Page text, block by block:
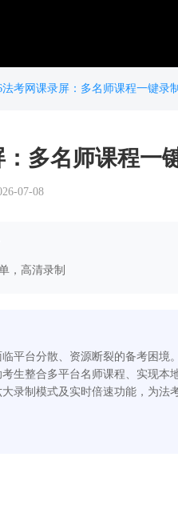
法考网课录屏：多名师课程一键录
：多名师课程一
07-08
，高清录制
平台分散、资源断裂的备考困
生整合多平台名师课程、实现
录制模式及实时倍速功能，为法